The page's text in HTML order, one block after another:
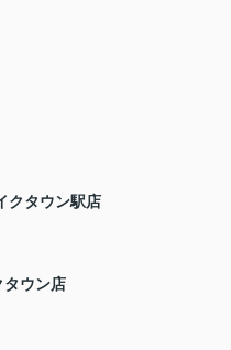
クタウン駅店
タウン店